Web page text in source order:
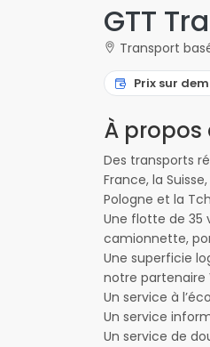
GTT
Transport
Prix sur
À propos
Des transports
France, la
Pologne et la
Une flotte de 35
camionnette,
Une superficie
notre partenaire
Un service à
Un service
Un service de